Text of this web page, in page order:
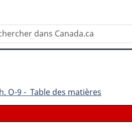
O-9 - Table des matières